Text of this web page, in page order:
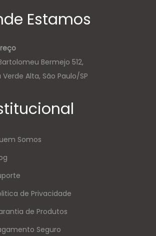
Estamos
Bermejo 512,
Verde Alta, São Paulo/SP
Somos
de Privacidade
de Produtos
Seguro